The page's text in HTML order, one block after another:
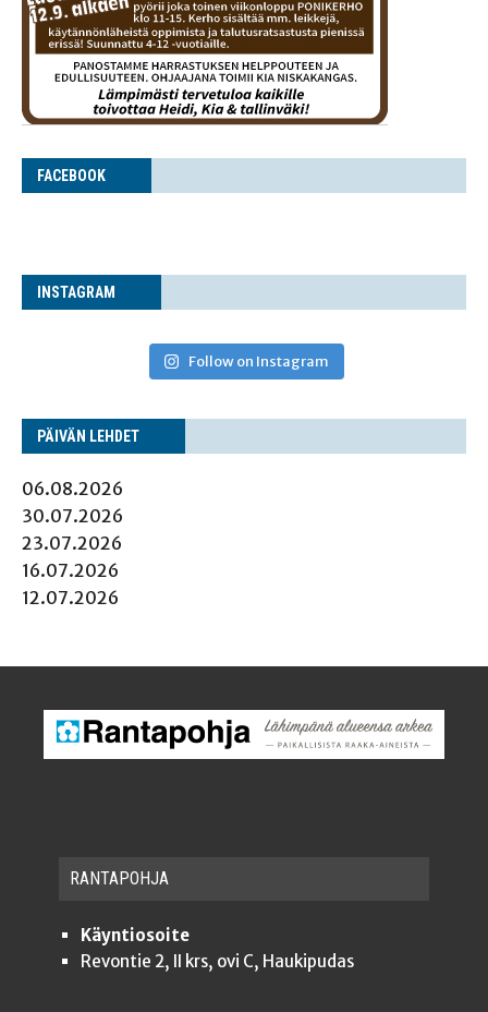
FACE­BOOK
INS­TA­GRAM
Follow on Instagram
PÄI­VÄN LEHDET
06.08.2026
30.07.2026
23.07.2026
16.07.2026
12.07.2026
RAN­TA­POH­JA
Käyntiosoite
Revontie 2, II krs, ovi C, Haukipudas